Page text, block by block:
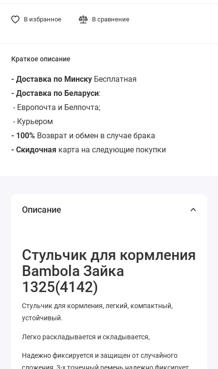
В избранное В сравнение
Краткое описание
- Доставка по МинскуБесплатная
- Доставка по Беларуси:
- Европочта и Белпочта;
- Курьером
- 100% Возврат и обмен в случае брака
- Скидочная карта на следующие покупки
Описание
Стульчик для кормления
Bambola Зайка
1325(4142)
Стульчик для кормления, легкий, компактный,
устойчивый.
Легко раскладывается и складывается,
Надежно фиксируется и защищен от случайного